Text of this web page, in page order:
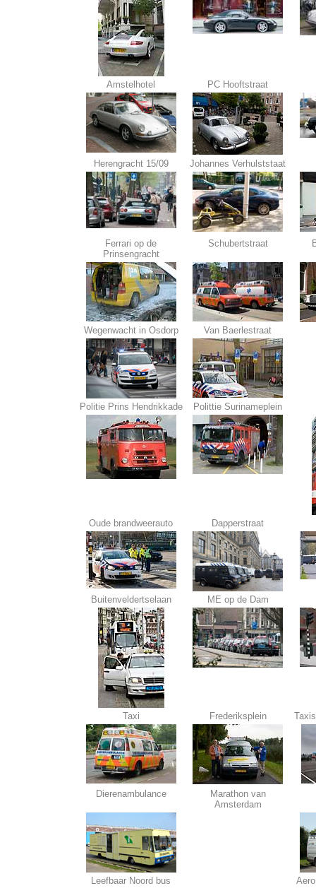
Amstelhotel PC Hooftstraat
Herengracht 15/09 Johannes Verhulststaat
Ferrari op de
Prinsengracht
Schubertstraat
Wegenwacht in Osdorp Van Baerlestraat
Politie Prins Hendrikkade Polittie Surinameplein
Oude brandweerauto Dapperstraat
Buitenveldertselaan ME op de Dam
Taxi Frederiksplein
Dierenambulance
Marathon van
Amsterdam
Leefbaar Noord bus